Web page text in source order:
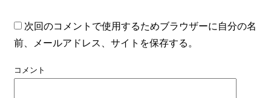
次回のコメントで使用するためブラウザーに自分の名
前、メールアドレス、サイトを保存する。
コメント